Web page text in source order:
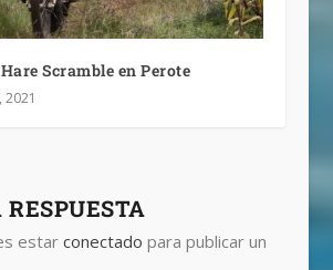
Scramble en Perote
estar conectado para publicar un